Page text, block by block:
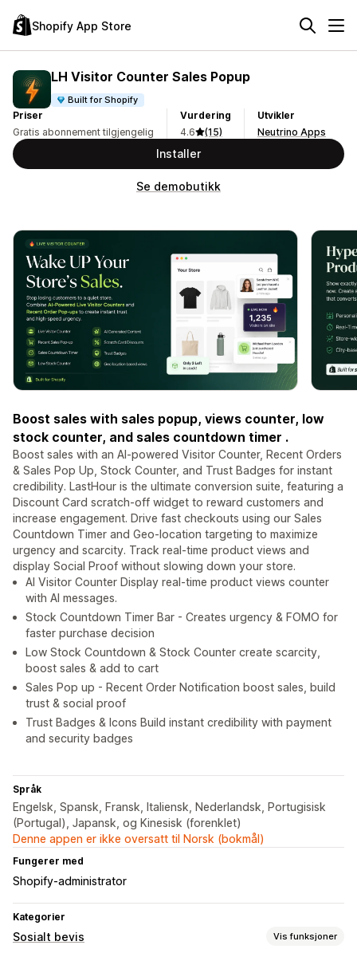
Shopify App Store
LH Visitor Counter Sales Popup
Built for Shopify
Priser
Gratis abonnement tilgjengelig
Vurdering
4.6
(15)
Utvikler
Neutrino Apps
Installer
Se demobutikk
Boost sales with sales popup, views counter, low
stock counter, and sales countdown timer .
Boost sales with an AI-powered Visitor Counter, Recent Orders
& Sales Pop Up, Stock Counter, and Trust Badges for instant
credibility. LastHour is the ultimate conversion suite, featuring a
Discount Card scratch-off widget to reward customers and
increase engagement. Drive fast checkouts using our Sales
Countdown Timer and Geo-location targeting to maximize
urgency and scarcity. Track real-time product views and
display Social Proof without slowing down your store.
AI Visitor Counter Display real-time product views counter
with AI messages.
Stock Countdown Timer Bar - Creates urgency & FOMO for
faster purchase decision
Low Stock Countdown & Stock Counter create scarcity,
boost sales & add to cart
Sales Pop up - Recent Order Notification boost sales, build
trust & social proof
Trust Badges & Icons Build instant credibility with payment
and security badges
Språk
Engelsk, Spansk, Fransk, Italiensk, Nederlandsk, Portugisisk
(Portugal), Japansk, og Kinesisk (forenklet)
Denne appen er ikke oversatt til Norsk (bokmål)
Fungerer med
Shopify-administrator
Kategorier
Sosialt bevis Vis funksjoner